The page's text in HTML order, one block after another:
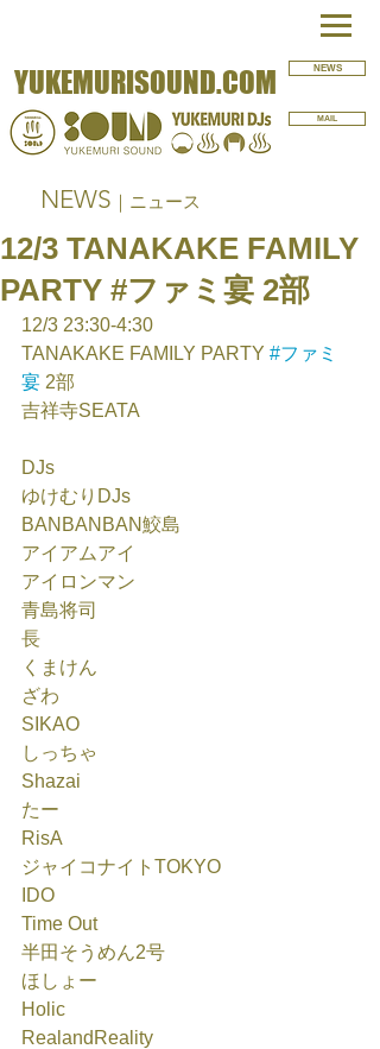
YUKEMURISOUND.COM NEWS
MAIL
NEWS ｜ニュース
12/3 TANAKAKE FAMILY
PARTY #ファミ宴 2部
12/3 23:30-4:30
TANAKAKE FAMILY PARTY #ファミ
宴 2部
吉祥寺SEATA
DJs
ゆけむりDJs
BANBANBAN鮫島
アイアムアイ
アイロンマン
青島将司
長
くまけん
ざわ
SIKAO
しっちゃ
Shazai
たー
RisA
ジャイコナイトTOKYO
IDO
Time Out
半田そうめん2号
ほしょー
Holic
RealandReality